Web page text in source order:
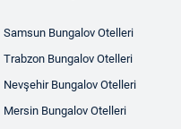
Samsun Bungalov Otelleri
Trabzon Bungalov Otelleri
Nevşehir Bungalov Otelleri
Mersin Bungalov Otelleri